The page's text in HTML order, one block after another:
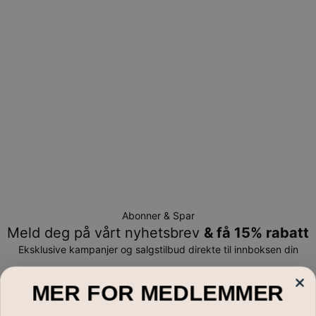
Abonner & Spar
Meld deg på vårt nyhetsbrev & få 15% rabatt
Eksklusive kampanjer og salgstilbud direkte til innboksen din
E-post*MER FOR MEDLEMMER